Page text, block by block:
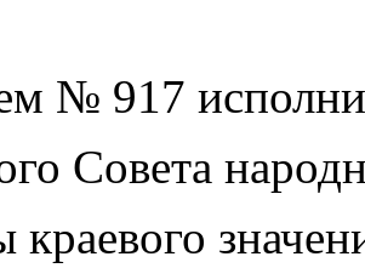
№ 917
Совета
краевого